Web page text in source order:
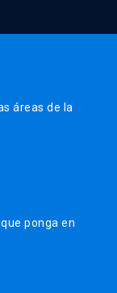
áreas de la
ponga en